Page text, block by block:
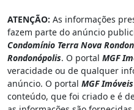
ATENÇÃO: As informações
fazem parte do anúncio
Condomínio Terra Nova
Rondonópolis. O portal MGF
veracidade ou de qualquer
anúncio. O portal MGF Imóveis
conteúdo, que foi criado e é